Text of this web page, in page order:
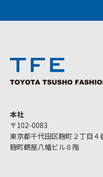
本社
〒102-0083
東京都千代田区麹町２丁目４
麹町鶴屋八幡ビル８階